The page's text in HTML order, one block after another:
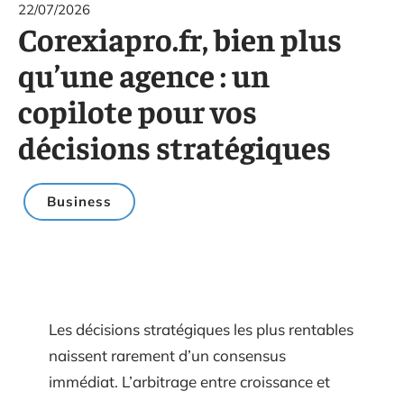
22/07/2026
Corexiapro.fr, bien plus
qu’une agence : un
copilote pour vos
décisions stratégiques
Business
Les décisions stratégiques les plus rentables
naissent rarement d’un consensus
immédiat. L’arbitrage entre croissance et